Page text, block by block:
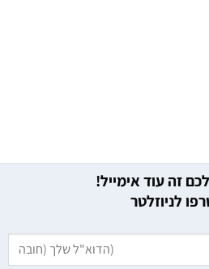
זה עוד אימייל!
לניוזלטר